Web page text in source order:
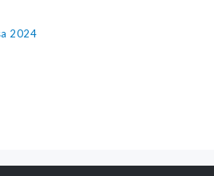
2024